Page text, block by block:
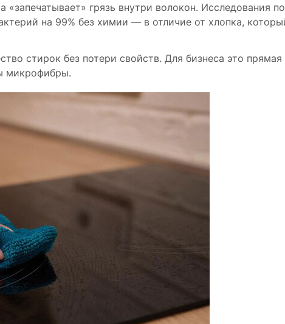
«запечатывает» грязь внутри волокон. Исследования
на 99% без химии — в отличие от хлопка,
стирок без потери свойств. Для бизнеса это
микрофибры.